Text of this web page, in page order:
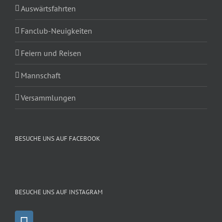
Auswärtsfahrten
Fanclub-Neuigkeiten
Feiern und Reisen
Mannschaft
Versammlungen
BESUCHE UNS AUF FACEBOOK
BESUCHE UNS AUF INSTAGRAM